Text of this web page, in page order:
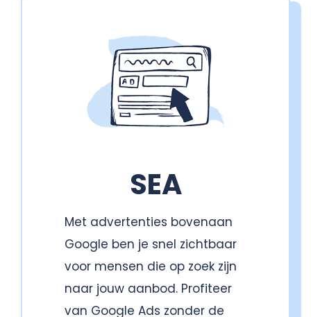
SEA
Met advertenties bovenaan
Google ben je snel zichtbaar
voor mensen die op zoek zijn
naar jouw aanbod. Profiteer
van Google Ads zonder de